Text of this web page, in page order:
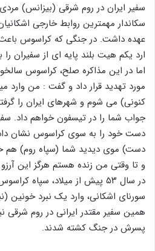
سکاندار مهمترین روابط خارجی
عهده داشت. در جنگی که کراسوس باعث
ارد یکم هیت بلند پایه ای از سفیران را
اما در این مذاکره صلح، کراسوس
مورد تهدید قرار داد و گفت : من وارد
کنونی) می شوم و شهرهای ایران را
جواب شما را در تیسفون خواهم داد.
دست خود را به سوی کراسوس نشان
دست) موی دیدید شما (سپاه روم) هم
و تا وقتی من زنده هستم هرگز این
در سال ۵۳ پیش از میلاد، سپاه
سورنای اشکانی، وارد یک نبرد خونین
همین سفیر مقتدر ایرانی در روم شرقی
پسرش در جنگ کشته شدند.